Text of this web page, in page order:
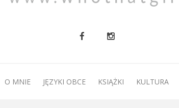
O MNIE
O MNIE JĘZYKI OBCE KSIĄŻKI KULTURA